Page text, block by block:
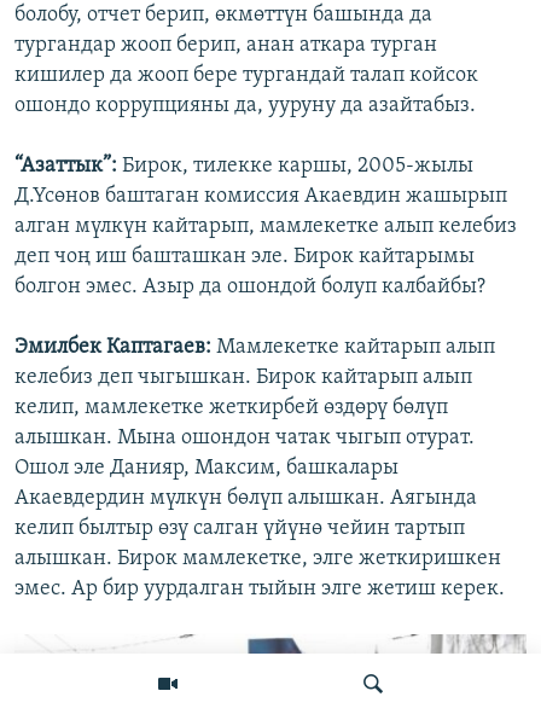
болобу, отчет берип, өкмөттүн башында да
тургандар жооп берип, анан аткара турган
кишилер да жооп бере тургандай талап койсок
ошондо коррупцияны да, ууруну да азайтабыз.
“Азаттык”: Бирок, тилекке каршы, 2005-жылы
Д.Үсөнов баштаган комиссия Акаевдин жашырып
алган мүлкүн кайтарып, мамлекетке алып келебиз
деп чоң иш башташкан эле. Бирок кайтарымы
болгон эмес. Азыр да ошондой болуп калбайбы?
Эмилбек Каптагаев: Мамлекетке кайтарып алып
келебиз деп чыгышкан. Бирок кайтарып алып
келип, мамлекетке жеткирбей өздөрү бөлүп
алышкан. Мына ошондон чатак чыгып отурат.
Ошол эле Данияр, Максим, башкалары
Акаевдердин мүлкүн бөлүп алышкан. Аягында
келип былтыр өзү салган үйүнө чейин тартып
алышкан. Бирок мамлекетке, элге жеткиришкен
эмес. Ар бир уурдалган тыйын элге жетиш керек.